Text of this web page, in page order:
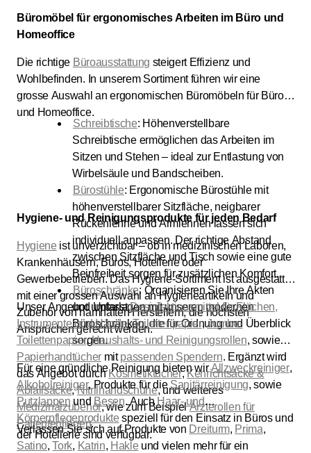
Büromöbel für ergonomisches Arbeiten im Büro und
Homeoffice
Die richtige Büroausstattung steigert Effizienz und
Wohlbefinden. In unserem Sortiment führen wir eine
grosse Auswahl an ergonomischen Büromöbeln für Büro
und Homeoffice.
Schreibtische: Höhenverstellbare
Schreibtische ermöglichen das Arbeiten im
Sitzen und Stehen – ideal zur Entlastung von
Wirbelsäule und Bandscheiben.
Bürostühle: Ergonomische Bürostühle mit
höhenverstellbarer Sitzfläche, neigbarer
Rückenlehne und Armlehnen lassen sich
individuell anpassen. Der richtige Abstand
zwischen Sitzfläche und Tisch sowie eine gute
Beinfreiheit sorgen für zusätzlichen Komfort.
Büroschränke: Organisieren Sie Ihre Akten
und Unterlagen mit unseren modernen
Büroschränken, die für Ordnung und Überblick
sorgen.
Hygiene- und Reinigungsprodukte für jeden Bedarf
Hygiene ist unverzichtbar – ob in medizinischen Laboren,
Krankenhäusern, Büros, Hotellerie oder
Gewerbebetrieben. Das Hygiene-Sortiment ist ausgestattet
mit einer grossen Auswahl an Hygieneartikeln und
Zubehör von namhaften Herstellern, die höchsten
Ansprüchen gerecht werden.
Unser Angebot umfasstDesinfektionsmittel für Flächen,
Instrumente und Hände,Toilettenpapier,Jumbo-
Toilettenpapier,Haushalts- und Reinigungsrollen, sowie
Papierhandtüchermitpassenden Spendern. Ergänzt wird
das Angebot durchKosmetiktücher,Kehrichtsäcke &
Abfallsäcke,Nitrilhandschuhe, und weiteres
Medizinalzubehör, wie zum BeispielÄrzterollen für
Patientenliegen.
Für eine gründliche Reinigung bieten wirAllzweckreiniger,
Alkoholreiniger, Produkte für die Sanitärreinigung, sowie
Putzlappen undBesen. Auch Haar- und
Körperpflegeprodukte speziell für den Einsatz in Büros und
der Hotellerie sind verfügbar.
Verlassen Sie sich auf Produkte von Dreiturm, Prima,
Satino,Tork, Katrin, Hakle und vielen mehr für ein